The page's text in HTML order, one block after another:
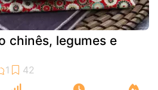
chinês, legumes e